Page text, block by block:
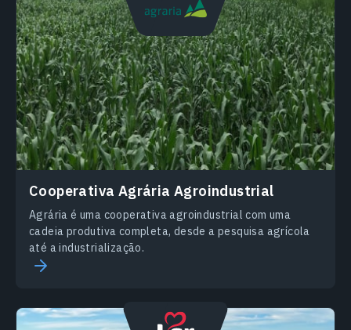
Cooperativa Agrária Agroindustrial
Agrária é uma cooperativa agroindustrial com uma
cadeia produtiva completa, desde a pesquisa agrícola
até a industrialização.